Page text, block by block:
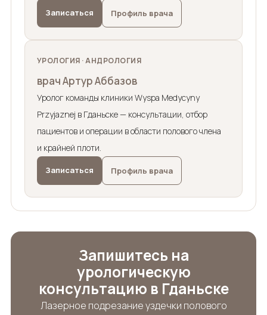
Записаться Профиль врача
УРОЛОГИЯ · АНДРОЛОГИЯ
врач Артур Аббазов
Уролог команды клиники Wyspa Medycyny
Przyjaznej в Гданьске — консультации, отбор
пациентов и операции в области полового члена
и крайней плоти.
Записаться Профиль врача
Запишитесь на
урологическую
консультацию в Гданьске
Лазерное подрезание уздечки полового